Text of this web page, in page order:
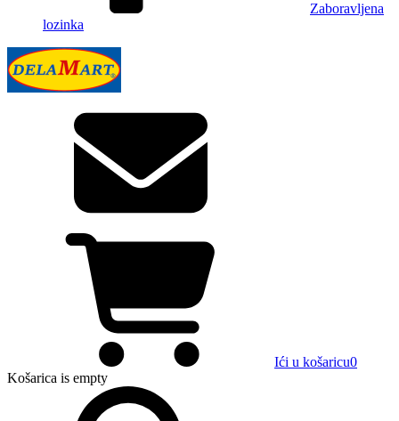
Zaboravljena
lozinka
Ići u košaricu0
Košarica is empty